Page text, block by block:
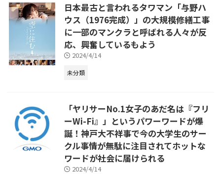
日本最古と言われるタワマン「与野ハ
ウス（1976完成）」の大規模修繕工事
に一部のマンクラと呼ばれる人々が反
応、興奮しているもよう
2024/4/14
未分類
「ヤリサーNo.1女子のあだ名は『フリ
ーWi-Fi』」というパワーワードが爆
誕！神戸大不祥事で今の大学生のサー
クル事情が無駄に注目されてホットな
ワードが社会に届けられる
2024/4/14